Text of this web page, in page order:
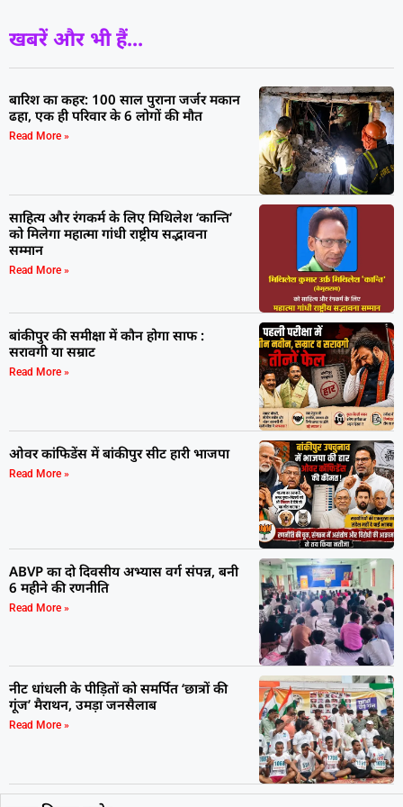
खबरें और भी हैं...
बारिश का कहर: 100 साल पुराना जर्जर मकान
ढहा, एक ही परिवार के 6 लोगों की मौत
Read More »
साहित्य और रंगकर्म के लिए मिथिलेश ‘कान्ति’
को मिलेगा महात्मा गांधी राष्ट्रीय सद्भावना
सम्मान
Read More »
बांकीपुर की समीक्षा में कौन होगा साफ :
सरावगी या सम्राट
Read More »
ओवर कांफिडेंस में बांकीपुर सीट हारी भाजपा
Read More »
ABVP का दो दिवसीय अभ्यास वर्ग संपन्न, बनी
6 महीने की रणनीति
Read More »
नीट धांधली के पीड़ितों को समर्पित ‘छात्रों की
गूंज’ मैराथन, उमड़ा जनसैलाब
Read More »